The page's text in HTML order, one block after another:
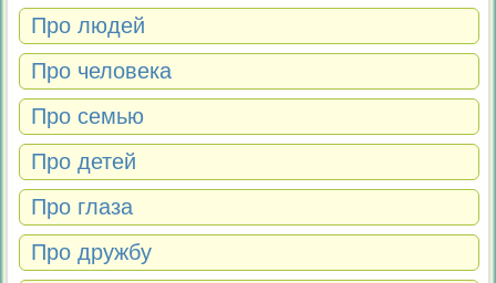
Про людей
Про человека
Про семью
Про детей
Про глаза
Про дружбу